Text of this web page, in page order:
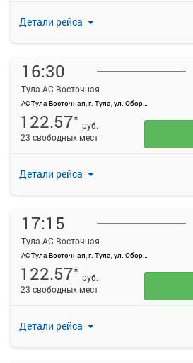
Детали рейса
16:30
Тула АС Восточная
АС Тула Восточная, г. Тула, ул. Оборонная, 83
Детали рейса
122.57* руб.
23 свободных мест
17:15
Тула АС Восточная
АС Тула Восточная, г. Тула, ул. Оборонная, 83
Детали рейса
122.57* руб.
23 свободных мест